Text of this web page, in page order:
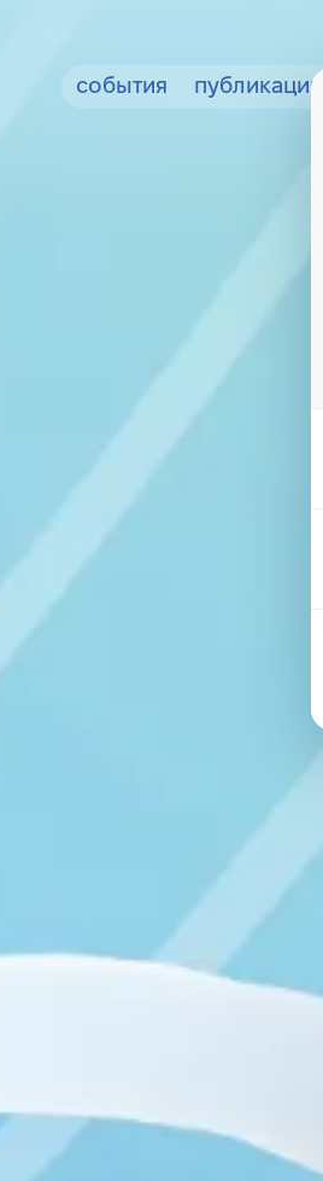
события публикации